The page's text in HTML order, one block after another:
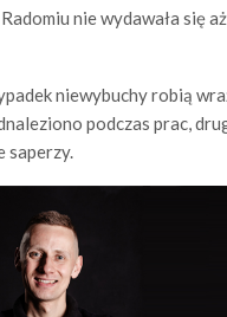
nie wydawała się
niewybuchy robią
podczas prac,
saperzy.